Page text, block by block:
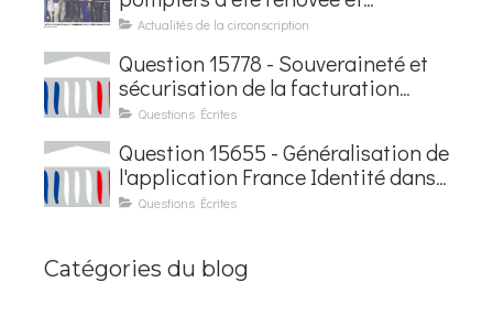
baptisée au nom d'Hubert
Actualités de la circonscription
Question 15778 - Souveraineté et
sécurisation de la facturation
électronique
Questions Écrites
Question 15655 - Généralisation de
l'application France Identité dans
les contrôles du quotidien
Questions Écrites
Catégories du blog